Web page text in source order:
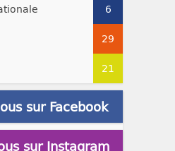
6
29
21
sur Facebook
sur Instagram